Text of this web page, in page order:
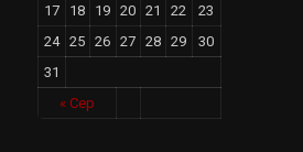
« Сер
17
18 19 20 21 22
23
24
25 26 27 28 29
30
31